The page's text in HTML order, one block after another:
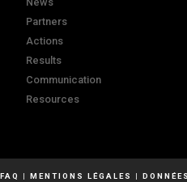
Partners
Actions
Results
Communication
Resources
FAQ | MENTIONS LÉGALES |